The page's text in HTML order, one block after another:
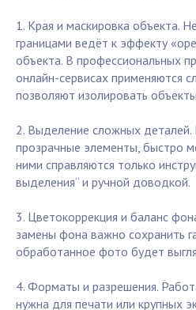
1. Края и маскировка объекта.
границами ведёт к эффекту
объекта. В профессиональных
онлайн-сервисах применяются
позволяют изолировать
2. Выделение сложных
прозрачные элементы, быстро
ними справляются только
выделения“ и ручной доводкой.
3. Цветокоррекция и баланс
замены фона важно сохранить
обработанное фото будет
4. Форматы и разрешения.
нужна для печати или крупных